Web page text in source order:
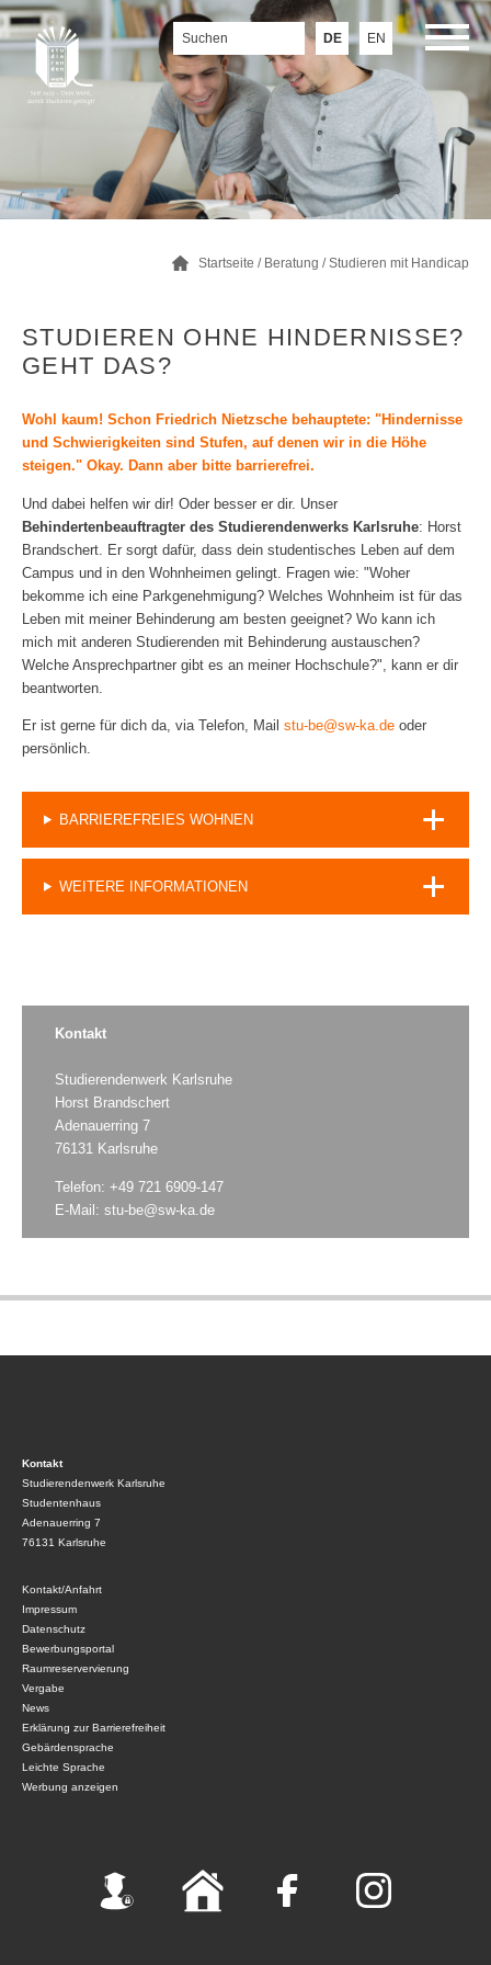
DE EN
Startseite / Beratung /Studieren mit Handicap
STUDIEREN OHNE HINDERNISSE?
GEHT DAS?
Wohl kaum! Schon Friedrich Nietzsche behauptete: "Hindernisse
und Schwierigkeiten sind Stufen, auf denen wir in die Höhe
steigen." Okay. Dann aber bitte barrierefrei.
Und dabei helfen wir dir! Oder besser er dir. Unser
Behindertenbeauftragter des Studierendenwerks Karlsruhe: Horst
Brandschert. Er sorgt dafür, dass dein studentisches Leben auf dem
Campus und in den Wohnheimen gelingt. Fragen wie: "Woher
bekomme ich eine Parkgenehmigung? Welches Wohnheim ist für das
Leben mit meiner Behinderung am besten geeignet? Wo kann ich
mich mit anderen Studierenden mit Behinderung austauschen?
Welche Ansprechpartner gibt es an meiner Hochschule?", kann er dir
beantworten.
Er ist gerne für dich da, via Telefon, Mail stu-be@sw-ka.de oder
persönlich.
BARRIEREFREIES WOHNEN
WEITERE INFORMATIONEN
Kontakt
Studierendenwerk Karlsruhe
Horst Brandschert
Adenauerring 7
76131 Karlsruhe
Telefon: +49 721 6909-147
E-Mail: stu-be@sw-ka.de
Kontakt
Studierendenwerk Karlsruhe
Studentenhaus
Adenauerring 7
76131 Karlsruhe
Kontakt/Anfahrt
Impressum
Datenschutz
Bewerbungsportal
Raumreservervierung
Vergabe
News
Erklärung zur Barrierefreiheit
Gebärdensprache
Leichte Sprache
Werbung anzeigen